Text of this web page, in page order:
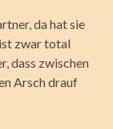
da hat sie
zwar total
dass zwischen
Arsch drauf